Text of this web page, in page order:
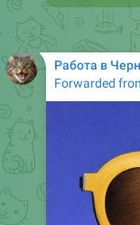
Работа в
Forwarded